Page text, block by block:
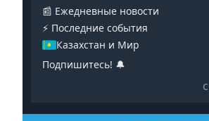
📰 Ежедневные новости
⚡️ Последние события
Казахстан и Мир
Подпишитесь! 🔔